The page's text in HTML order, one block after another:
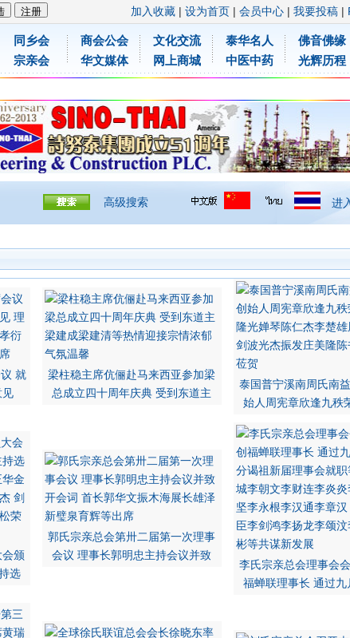
加入收藏 | 设为首页 | 会员中心 | 我要投稿 |
同乡会
宗亲会
商会公会
华文媒体
文化交流
网上商城
泰华名人
中医中药
佛音佛缘
光辉历程
防飞沫口罩
防飞沫口罩
高级搜索 进
就
梁柱稳主席伉俪赴马来西亚参加梁
总成立四十周年庆典 受到东道主
泰国普宁溪南周氏南
始人周宪章欣逢九秩
颁
选
郭氏宗亲总会第卅二届第一次理事
会议 理事长郭明忠主持会议并致
李氏宗亲总会理事会
福蝉联理事长 通过九